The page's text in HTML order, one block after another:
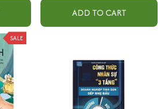
ADD TO CART
SALE